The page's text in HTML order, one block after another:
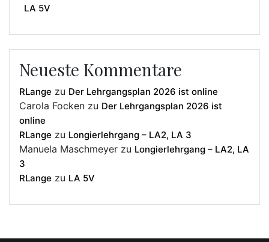
LA 5V
Neueste Kommentare
RLange zu Der Lehrgangsplan 2026 ist online
Carola Focken zu Der Lehrgangsplan 2026 ist
online
RLange zu Longierlehrgang – LA2, LA 3
Manuela Maschmeyer zu Longierlehrgang – LA2, LA
3
RLange zu LA 5V